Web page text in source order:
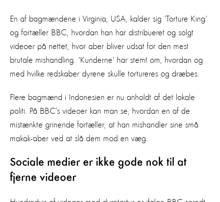
En af bagmændene i Virginia, USA, kalder sig 'Torture King'
og fortæller BBC, hvordan han har distribueret og solgt
videoer på nettet, hvor aber bliver udsat for den mest
brutale mishandling. 'Kunderne' har stemt om, hvordan og
med hvilke redskaber dyrene skulle tortureres og dræbes.
Flere bagmænd i Indonesien er nu anholdt af det lokale
politi. På BBC’s videoer kan man se, hvordan en af de
mistænkte grinende fortæller, at han mishandler sine små
makak-aber ved at slå dem mod en væg.
Sociale medier er ikke gode nok til at
fjerne videoer